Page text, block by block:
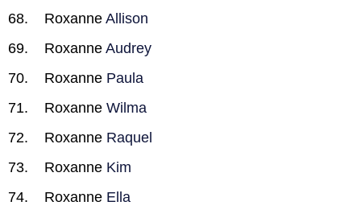
Roxanne Allison
Roxanne Audrey
Roxanne Paula
Roxanne Wilma
Roxanne Raquel
Roxanne Kim
Roxanne Ella